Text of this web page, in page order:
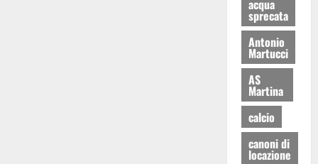
acqua
sprecata
Antonio
Martucci
AS
Martina
calcio
canoni di
locazione